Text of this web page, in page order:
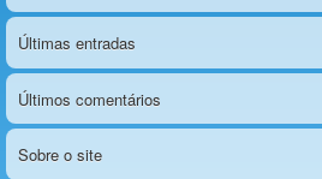
Últimas entradas
Últimos comentários
Sobre o site